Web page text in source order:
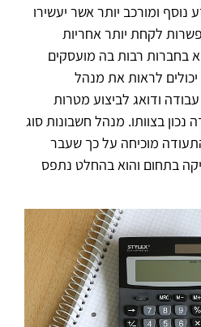
נוסף ומורכב יותר אשר יעשירו
לקחת יותר אחריות
בחברות רבות בה מועסקים
לראות את מנהל
ודואג לביצוע מטרות
נכון בצוותו. מנהל חשבונות סוג
והתעודה מוכיחה על כך שעבר
בתחום והוא בהחלט נתפס